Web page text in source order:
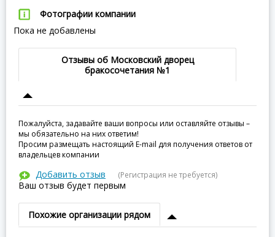
Фотографии компании
Пока не добавлены
Отзывы об Московский дворец
бракосочетания №1
Пожалуйста, задавайте ваши вопросы или оставляйте отзывы –
мы обязательно на них ответим!
Просим размещать настоящий E-mail для получения ответов от
владельцев компании
Добавить отзыв (Регистрация не требуется)
Ваш отзыв будет первым
Похожие организации рядом